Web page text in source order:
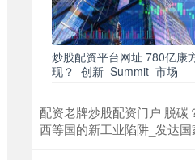
炒股配资平台网址 780亿康
现？_创新_Summit_市场
配资老牌炒股配资门户 脱碳
西等国的新工业陷阱_发达